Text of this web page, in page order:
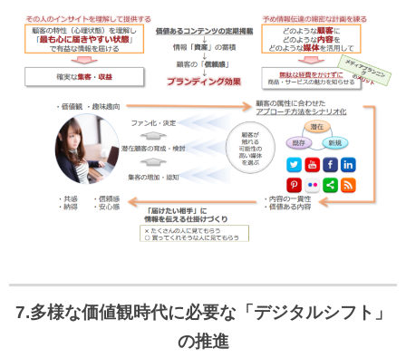
7.多様な価値観時代に必要な「デジタルシフト」
の推進